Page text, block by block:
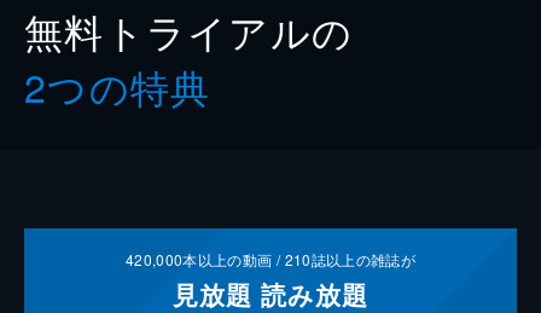
無料トライアルの
2つの特典
420,000本以上の動画 /210誌以上の雑誌が
見放題 読み放題